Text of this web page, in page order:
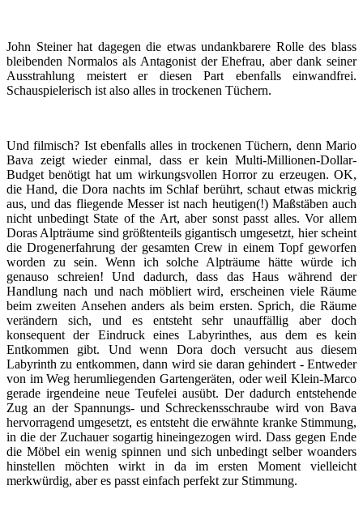
John Steiner hat dagegen die etwas undankbarere Rolle des blass
bleibenden Normalos als Antagonist der Ehefrau, aber dank seiner
Ausstrahlung meistert er diesen Part ebenfalls einwandfrei.
Schauspielerisch ist also alles in trockenen Tüchern.
Und filmisch? Ist ebenfalls alles in trockenen Tüchern, denn Mario
Bava zeigt wieder einmal, dass er kein Multi-Millionen-Dollar-
Budget benötigt hat um wirkungsvollen Horror zu erzeugen. OK,
die Hand, die Dora nachts im Schlaf berührt, schaut etwas mickrig
aus, und das fliegende Messer ist nach heutigen(!) Maßstäben auch
nicht unbedingt State of the Art, aber sonst passt alles. Vor allem
Doras Alpträume sind größtenteils gigantisch umgesetzt, hier scheint
die Drogenerfahrung der gesamten Crew in einem Topf geworfen
worden zu sein. Wenn ich solche Alpträume hätte würde ich
genauso schreien! Und dadurch, dass das Haus während der
Handlung nach und nach möbliert wird, erscheinen viele Räume
beim zweiten Ansehen anders als beim ersten. Sprich, die Räume
verändern sich, und es entsteht sehr unauffällig aber doch
konsequent der Eindruck eines Labyrinthes, aus dem es kein
Entkommen gibt. Und wenn Dora doch versucht aus diesem
Labyrinth zu entkommen, dann wird sie daran gehindert - Entweder
von im Weg herumliegenden Gartengeräten, oder weil Klein-Marco
gerade irgendeine neue Teufelei ausübt. Der dadurch entstehende
Zug an der Spannungs- und Schreckensschraube wird von Bava
hervorragend umgesetzt, es entsteht die erwähnte kranke Stimmung,
in die der Zuchauer sogartig hineingezogen wird. Dass gegen Ende
die Möbel ein wenig spinnen und sich unbedingt selber woanders
hinstellen möchten wirkt in da im ersten Moment vielleicht
merkwürdig, aber es passt einfach perfekt zur Stimmung.